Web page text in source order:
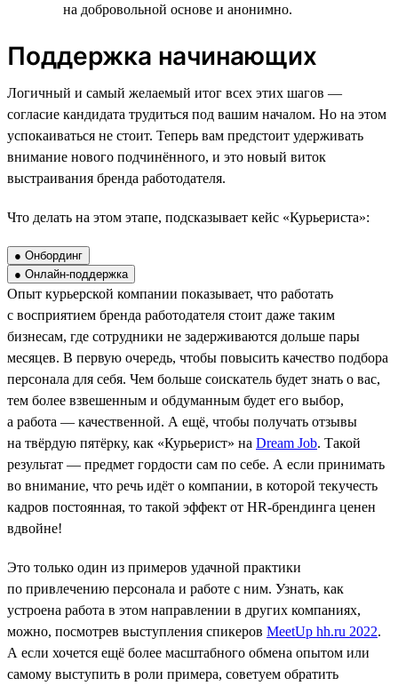
на добровольной основе и анонимно.
Поддержка начинающих
Логичный и самый желаемый итог всех этих шагов —
согласие кандидата трудиться под вашим началом. Но на этом
успокаиваться не стоит. Теперь вам предстоит удерживать
внимание нового подчинённого, и это новый виток
выстраивания бренда работодателя.
Что делать на этом этапе, подсказывает кейс «Курьериста»:
● Онбординг
● Онлайн-поддержка
Опыт курьерской компании показывает, что работать
с восприятием бренда работодателя стоит даже таким
бизнесам, где сотрудники не задерживаются дольше пары
месяцев. В первую очередь, чтобы повысить качество подбора
персонала для себя. Чем больше соискатель будет знать о вас,
тем более взвешенным и обдуманным будет его выбор,
а работа — качественной. А ещё, чтобы получать отзывы
на твёрдую пятёрку, как «Курьерист» на Dream Job. Такой
результат — предмет гордости сам по себе. А если принимать
во внимание, что речь идёт о компании, в которой текучесть
кадров постоянная, то такой эффект от HR-брендинга ценен
вдвойне!
Это только один из примеров удачной практики
по привлечению персонала и работе с ним. Узнать, как
устроена работа в этом направлении в других компаниях,
можно, посмотрев выступления спикеров MeetUp hh.ru 2022.
А если хочется ещё более масштабного обмена опытом или
самому выступить в роли примера, советуем обратить